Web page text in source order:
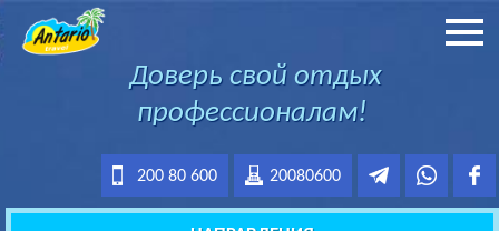
Доверь свой отдых
профессионалам!
20080600
200 80 600